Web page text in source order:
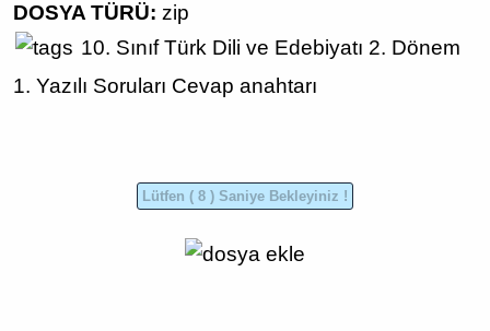
DOSYA TÜRÜ: zip
10. Sınıf Türk Dili ve Edebiyatı 2. Dönem
1. Yazılı Soruları Cevap anahtarı